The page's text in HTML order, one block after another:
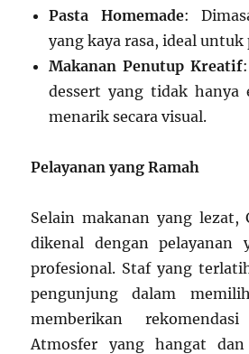
Pasta Homemade:
yang kaya rasa, ideal untuk
Makanan Penutup Kreatif
dessert yang tidak hanya
menarik secara visual.
Pelayanan yang Ramah
Selain makanan yang lezat,
dikenal dengan pelayanan
profesional. Staf yang
pengunjung dalam
memberikan
Atmosfer yang hangat